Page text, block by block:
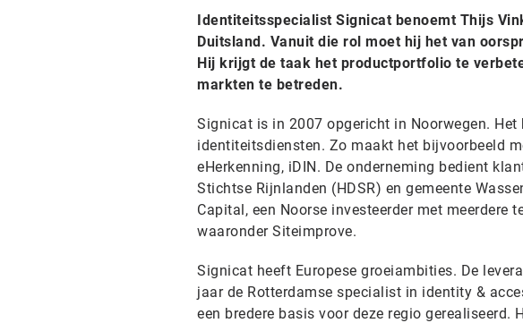
Identiteitsspecialist Signicat benoemt Thijs
Duitsland. Vanuit die rol moet hij het van
Hij krijgt de taak het productportfolio te
markten te betreden.
Signicat is in 2007 opgericht in Noorwegen.
identiteitsdiensten. Zo maakt het bijvoorbeeld
eHerkenning, iDIN. De onderneming bedient
Stichtse Rijnlanden (HDSR) en gemeente
Capital, een Noorse investeerder met meerdere
waaronder Siteimprove.
Signicat heeft Europese groeiambities. De
jaar de Rotterdamse specialist in identity &
een bredere basis voor deze regio gerealiseerd.